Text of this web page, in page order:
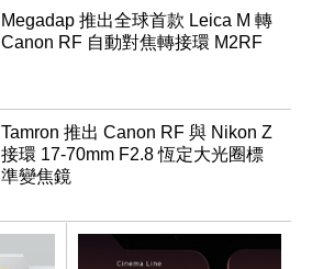
Megadap 推出全球首款 Leica M 轉
Canon RF 自動對焦轉接環 M2RF
Tamron 推出 Canon RF 與 Nikon Z
接環 17-70mm F2.8 恆定大光圈標
準變焦鏡